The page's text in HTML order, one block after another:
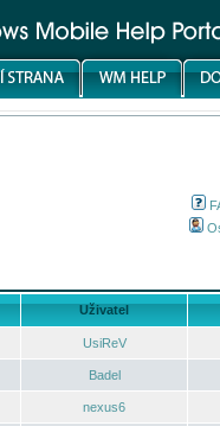
Uživatel
UsiReV
Badel
nexus6